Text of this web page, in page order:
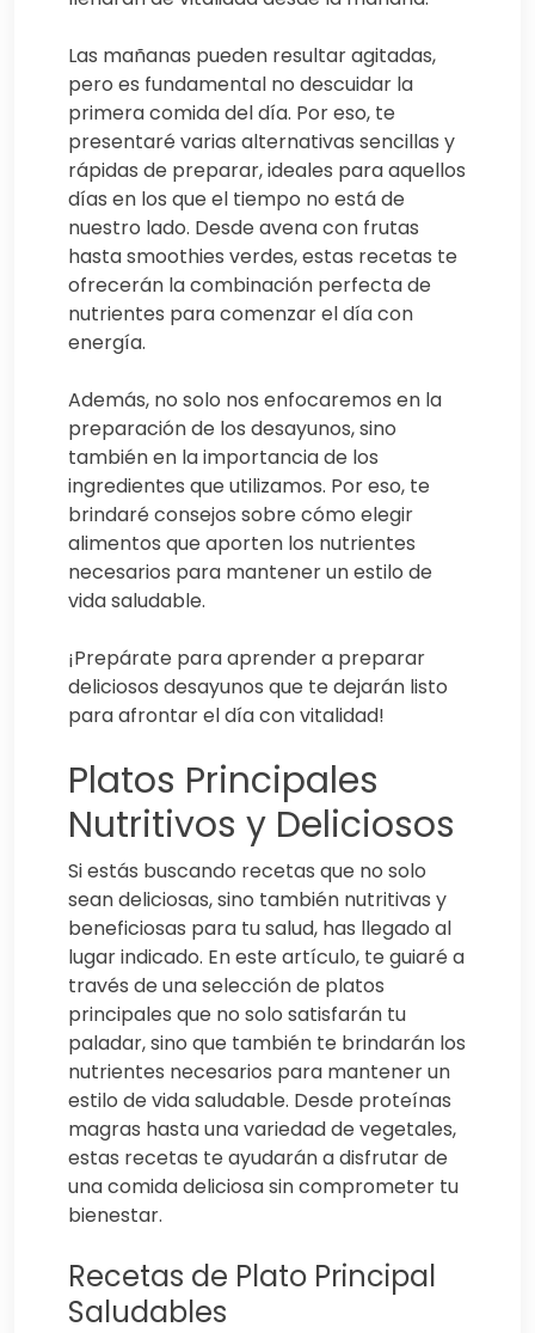
Las mañanas pueden resultar agitadas,
pero es fundamental no descuidar la
primera comida del día. Por eso, te
presentaré varias alternativas sencillas y
rápidas de preparar, ideales para aquellos
días en los que el tiempo no está de
nuestro lado. Desde avena con frutas
hasta smoothies verdes, estas recetas te
ofrecerán la combinación perfecta de
nutrientes para comenzar el día con
energía.
Además, no solo nos enfocaremos en la
preparación de los desayunos, sino
también en la importancia de los
ingredientes que utilizamos. Por eso, te
brindaré consejos sobre cómo elegir
alimentos que aporten los nutrientes
necesarios para mantener un estilo de
vida saludable.
¡Prepárate para aprender a preparar
deliciosos desayunos que te dejarán listo
para afrontar el día con vitalidad!
Platos Principales
Nutritivos y Deliciosos
Si estás buscando recetas que no solo
sean deliciosas, sino también nutritivas y
beneficiosas para tu salud, has llegado al
lugar indicado. En este artículo, te guiaré a
través de una selección de platos
principales que no solo satisfarán tu
paladar, sino que también te brindarán los
nutrientes necesarios para mantener un
estilo de vida saludable. Desde proteínas
magras hasta una variedad de vegetales,
estas recetas te ayudarán a disfrutar de
una comida deliciosa sin comprometer tu
bienestar.
Recetas de Plato Principal
Saludables